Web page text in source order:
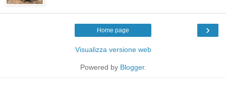
›
Home page
Visualizza versione web
Powered by Blogger.